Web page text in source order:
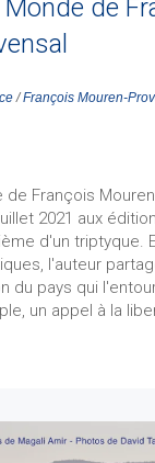
de
/François Mouren-
François
2021 aux
d'un triptyque.
l'auteur
du pays qui
un appel à la